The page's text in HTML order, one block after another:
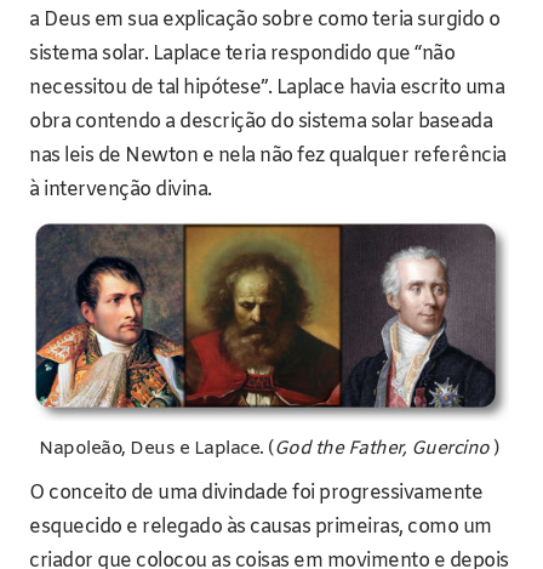
a Deus em sua explicação sobre como teria surgido o
sistema solar. Laplace teria respondido que “não
necessitou de tal hipótese”. Laplace havia escrito uma
obra contendo a descrição do sistema solar baseada
nas leis de Newton e nela não fez qualquer referência
à intervenção divina.
Napoleão, Deus e Laplace. (God the Father, Guercino )
O conceito de uma divindade foi progressivamente
esquecido e relegado às causas primeiras, como um
criador que colocou as coisas em movimento e depois